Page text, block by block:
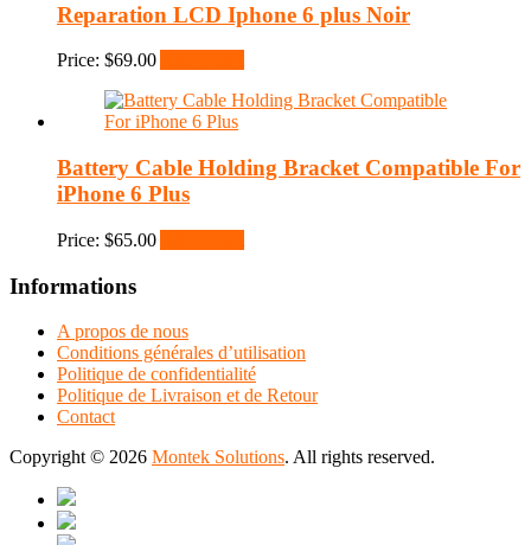
Reparation LCD Iphone 6 plus Noir
Price: $69.00
Battery Cable Holding Bracket Compatible For
iPhone 6 Plus
Price: $65.00
Informations
A propos de nous
Conditions générales d’utilisation
Politique de confidentialité
Politique de Livraison et de Retour
Contact
Copyright © 2026 Montek Solutions. All rights reserved.